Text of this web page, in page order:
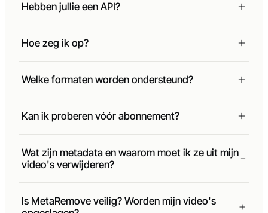
Hebben jullie een API?
Hoe zeg ik op?
Welke formaten worden ondersteund?
Kan ik proberen vóór abonnement?
Wat zijn metadata en waarom moet ik ze uit mijn
video's verwijderen?